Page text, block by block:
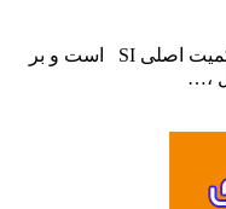
روشهای اندازه گیری دما دما یکی از ۷ کمیت اصلی SI است و بر